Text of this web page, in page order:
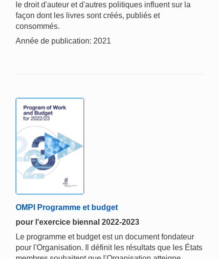
le droit d'auteur et d'autres politiques influent sur la
façon dont les livres sont créés, publiés et
consommés.
Année de publication: 2021
OMPI Programme et budget
pour l'exercice biennal 2022-2023
Le programme et budget est un document fondateur
pour l'Organisation. Il définit les résultats que les États